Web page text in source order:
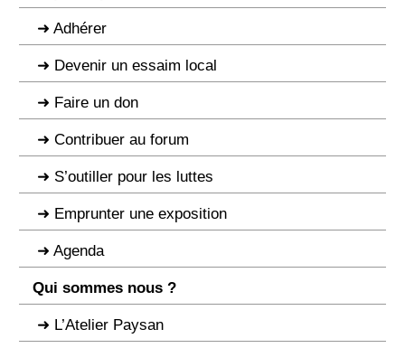
Adhérer
Devenir un essaim local
Faire un don
Contribuer au forum
S’outiller pour les luttes
Emprunter une exposition
Agenda
Qui sommes nous ?
L’Atelier Paysan